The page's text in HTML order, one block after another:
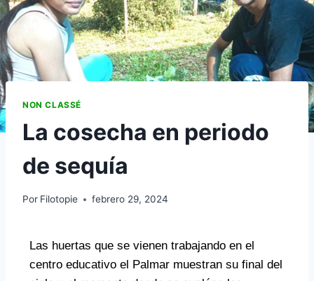
NON CLASSÉ
La cosecha en periodo
de sequía
Por Filotopie febrero 29, 2024
Las huertas que se vienen trabajando en el
centro educativo el Palmar muestran su final del